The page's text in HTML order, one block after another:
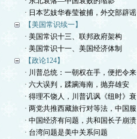
· 日本艺妓华春莹被捕，外交部辟谣
【美国常识续一】
· 美国常识十三、联邦政府架构
· 美国常识十一、美国经济体制
【政论124】
· 川普总统：一朝权在手，便把令来
· 六大误判，蹂躏海南，抛弃雄安
· 得理不饶人，川普讥讽《纽时》衰
· 两党共推西藏旅行对等法，中国服
· 中国经济有问题，共和国长子崩溃
· 台湾问题是美中关系问题